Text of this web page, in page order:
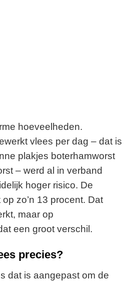
hoeveelheden.
vlees per dag – dat is
plakjes boterhamworst
– werd al in verband
hoger risico. De
zo’n 13 procent. Dat
maar op
een groot verschil.
precies?
dat is aangepast om de